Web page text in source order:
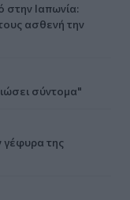
στην Ιαπωνία:
ασθενή την
σύντομα"
της